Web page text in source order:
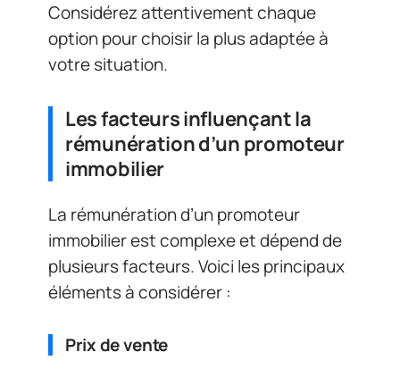
Considérez attentivement chaque
option pour choisir la plus adaptée à
votre situation.
Les facteurs influençant la
rémunération d’un promoteur
immobilier
La rémunération d’un promoteur
immobilier est complexe et dépend de
plusieurs facteurs. Voici les principaux
éléments à considérer :
Prix de vente